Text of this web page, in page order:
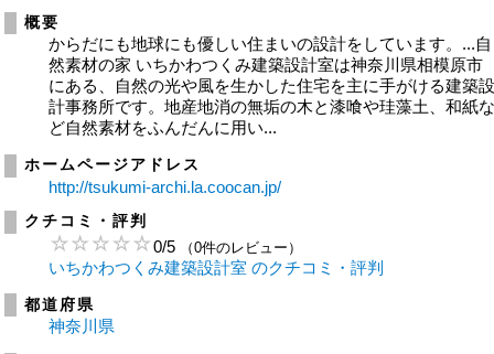
概要
からだにも地球にも優しい住まいの設計をしています。...自
然素材の家 いちかわつくみ建築設計室は神奈川県相模原市
にある、自然の光や風を生かした住宅を主に手がける建築
計事務所です。地産地消の無垢の木と漆喰や珪藻土、和紙
ど自然素材をふんだんに用い...
ホームページアドレス
http://tsukumi-archi.la.coocan.jp/
クチコミ・評判
0/5 （0件のレビュー）
いちかわつくみ建築設計室 のクチコミ・評判
都道府県
神奈川県